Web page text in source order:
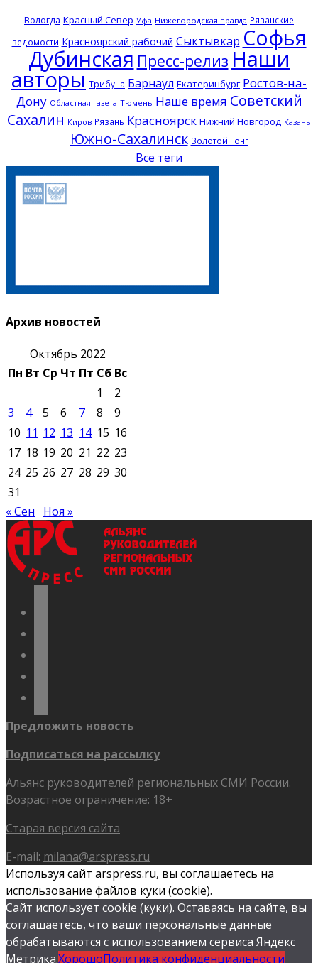
Вологда Красный Север Уфа Нижегородская правда Рязанские
ведомости Красноярский рабочий Сыктывкар Софья
Дубинская Пресс-релиз Наши
авторы Трибуна Барнаул Екатеринбург Ростов-на-
Дону Областная газета Тюмень Наше время Советский
Сахалин Киров Рязань Красноярск Нижний Новгород Казань
Южно-Сахалинск Золотой Гонг
Все теги
Архив новостей
Октябрь 2022
Пн Вт Ср Чт Пт Сб Вс
1
2
3
4 5 6 7 8
9
10 11 12 13 14 15 16
17 18 19 20 21 22 23
24 25 26 27 28 29 30
31
« Сен
Ноя »
Предложить новость
Подписаться на рассылку
Альянс руководителей региональных СМИ России.
Возрастное ограничение: 18+
Старая версия сайта
E-mail: milana@arspress.ru
Используя сайт arspress.ru, вы соглашаетесь на
использование файлов куки (cookie).
Сайт использует cookie (куки). Оставаясь на сайте, вы
соглашаетесь, что ваши персональные данные
обрабатываются с использованием сервиса Яндекс
Метрика.ХорошоПолитика конфиденциальности